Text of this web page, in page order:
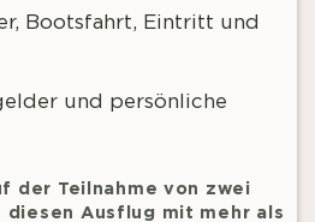
Bootsfahrt, Eintritt und
und persönliche
der Teilnahme von zwei
diesen Ausflug mit mehr als